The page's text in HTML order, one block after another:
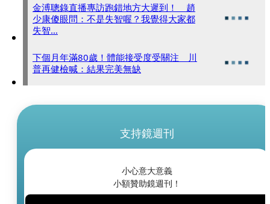
金溥聰錄直播專訪跑錯地方大遲到！ 趙
少康傻眼問：不是失智喔？我覺得大家都
失智…
下個月年滿80歲！體能接受度受關注 川
普再健檢喊：結果完美無缺
支持鏡週刊
小心意大意義
小額贊助鏡週刊！